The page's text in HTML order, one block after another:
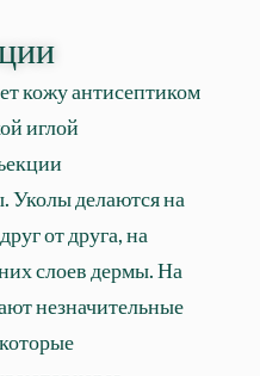
кожу антисептиком
иглой
Уколы делаются на
от друга, на
слоев дермы. На
незначительные